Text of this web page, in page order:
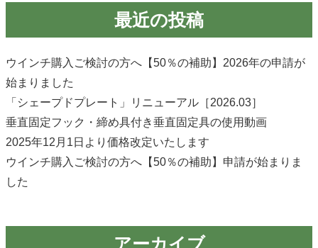
最近の投稿
ウインチ購入ご検討の方へ【50％の補助】2026年の申請が
始まりました
「シェープドプレート」リニューアル［2026.03］
垂直固定フック・締め具付き垂直固定具の使用動画
2025年12月1日より価格改定いたします
ウインチ購入ご検討の方へ【50％の補助】申請が始まりま
した
アーカイブ